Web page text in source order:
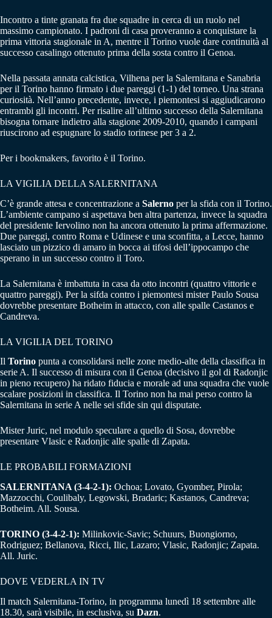
Incontro a tinte granata fra due squadre in cerca di un ruolo nel
massimo campionato. I padroni di casa proveranno a conquistare la
prima vittoria stagionale in A, mentre il Torino vuole dare continuità al
successo casalingo ottenuto prima della sosta contro il Genoa.
Nella passata annata calcistica, Vilhena per la Salernitana e Sanabria
per il Torino hanno firmato i due pareggi (1-1) del torneo. Una strana
curiosità. Nell’anno precedente, invece, i piemontesi si aggiudicarono
entrambi gli incontri. Per risalire all’ultimo successo della Salernitana
bisogna tornare indietro alla stagione 2009-2010, quando i campani
riuscirono ad espugnare lo stadio torinese per 3 a 2.
Per i bookmakers, favorito è il Torino.
LA VIGILIA DELLA SALERNITANA
C’è grande attesa e concentrazione a Salerno per la sfida con il Torino.
L’ambiente campano si aspettava ben altra partenza, invece la squadra
del presidente Iervolino non ha ancora ottenuto la prima affermazione.
Due pareggi, contro Roma e Udinese e una sconfitta, a Lecce, hanno
lasciato un pizzico di amaro in bocca ai tifosi dell’ippocampo che
sperano in un successo contro il Toro.
La Salernitana è imbattuta in casa da otto incontri (quattro vittorie e
quattro pareggi). Per la sifda contro i piemontesi mister Paulo Sousa
dovrebbe presentare Botheim in attacco, con alle spalle Castanos e
Candreva.
LA VIGILIA DEL TORINO
Il Torino punta a consolidarsi nelle zone medio-alte della classifica in
serie A. Il successo di misura con il Genoa (decisivo il gol di Radonjic
in pieno recupero) ha ridato fiducia e morale ad una squadra che vuole
scalare posizioni in classifica. Il Torino non ha mai perso contro la
Salernitana in serie A nelle sei sfide sin qui disputate.
Mister Juric, nel modulo speculare a quello di Sosa, dovrebbe
presentare Vlasic e Radonjic alle spalle di Zapata.
LE PROBABILI FORMAZIONI
SALERNITANA (3-4-2-1): Ochoa; Lovato, Gyomber, Pirola;
Mazzocchi, Coulibaly, Legowski, Bradaric; Kastanos, Candreva;
Botheim. All. Sousa.
TORINO (3-4-2-1): Milinkovic-Savic; Schuurs, Buongiorno,
Rodriguez; Bellanova, Ricci, Ilic, Lazaro; Vlasic, Radonjic; Zapata.
All. Juric.
DOVE VEDERLA IN TV
Il match Salernitana-Torino, in programma lunedì 18 settembre alle
18.30, sarà visibile, in esclusiva, su Dazn.